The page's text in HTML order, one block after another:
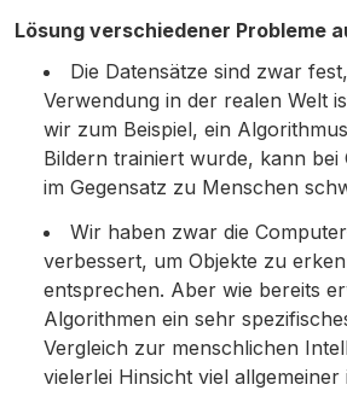
Lösung verschiedener Probleme
Die Datensätze sind zwar
Verwendung in der realen Welt
wir zum Beispiel, ein
Bildern trainiert wurde, kann bei
im Gegensatz zu Menschen
Wir haben zwar die
verbessert, um Objekte zu
entsprechen. Aber wie bereits
Algorithmen ein sehr
Vergleich zur menschlichen
vielerlei Hinsicht viel allgemeiner